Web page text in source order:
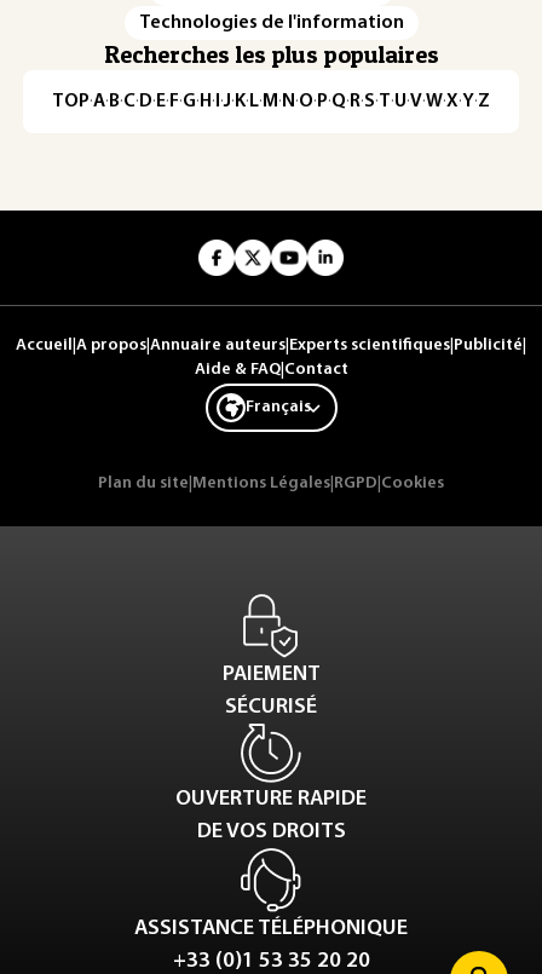
Technologies de l'information
Recherches les plus populaires
TOP·A·B·C· D· E· F·G· H · ·J· K· L· M · N ·O· P·Q· R·S·T·U·V·W·X·Y·Z
Accueil A propos Annuaire auteurs Experts scientifiques Publicité
Aide & FAQ| Contact
Français
Plan du site Mentions Légales RGPD Cookies
PAIEMENT
SÉCURISÉ
OUVERTURE RAPIDE
DE VOS DROITS
ASSISTANCE TÉLÉPHONIQUE
+33 (0)1 53 35 20 20